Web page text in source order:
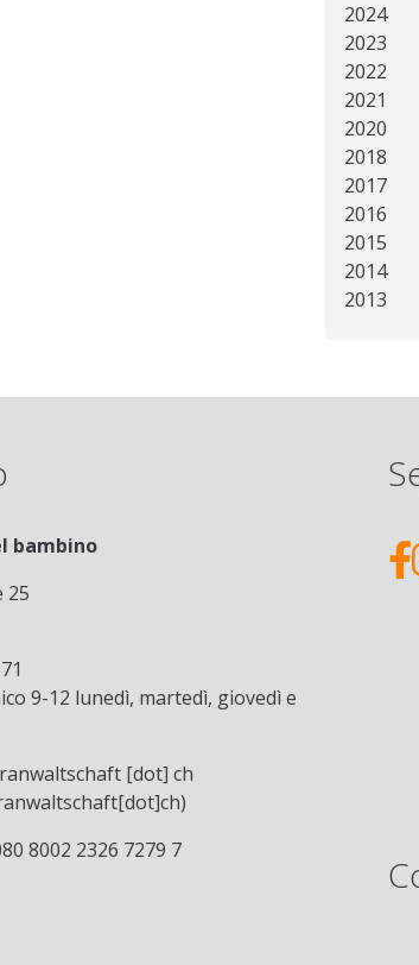
2024
2023
2022
2021
2020
2018
2017
2016
2015
2014
2013
bambino
25
9-12 lunedì, martedì, giovedì e
[dot] ch
8002 2326 7279 7